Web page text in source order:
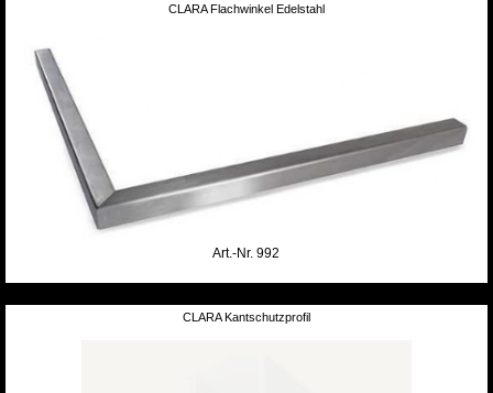
CLARA Flachwinkel Edelstahl
Art.-Nr. 992
CLARA Kantschutzprofil